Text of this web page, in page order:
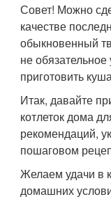
Совет! Можно
качестве
обыкновенный
не
приготовить
Итак, давайте
котлеток дома
рекомендаций,
пошаговом
Желаем удачи в
домашних